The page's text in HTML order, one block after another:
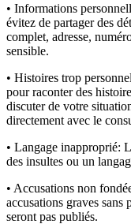
• Informations
évitez de partager des
complet, adresse,
sensible.
• Histoires trop
pour raconter des
discuter de votre
directement avec le
• Langage inapproprié:
des insultes ou un
• Accusations non
accusations graves sans
seront pas publiés.